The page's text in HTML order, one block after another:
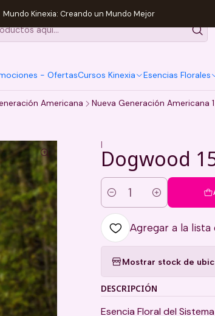
- OfertasCursos Kinexia Esencias Florales
Mundo Kinexia: Creando un Mundo Mejor
Americana Nueva Generación Americana
|
Dogwood
Cantidad
Agregar a la
Mostrar stock de
DESCRIPCIÓN
Esencia Floral del